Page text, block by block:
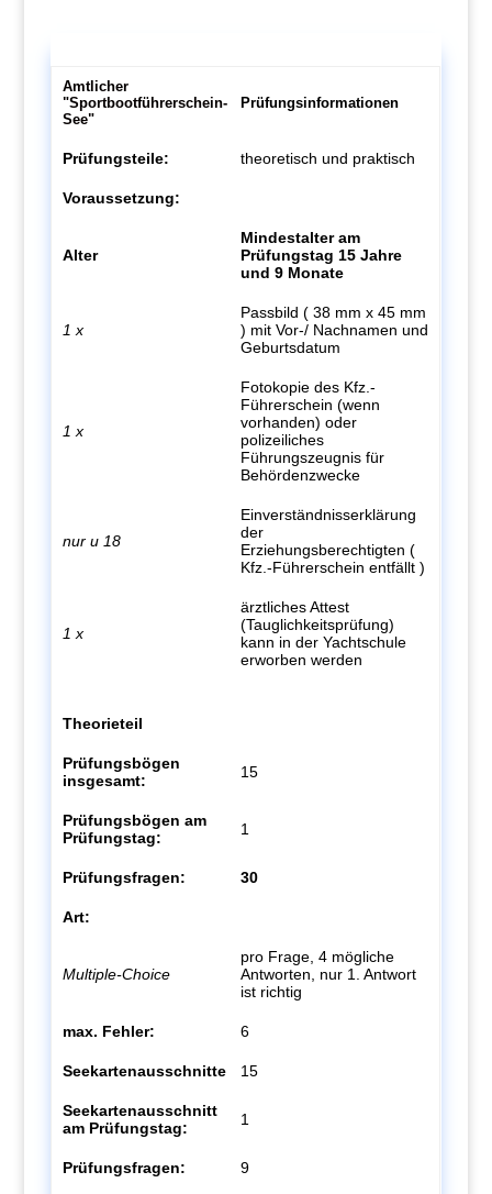
Amtlicher
"Sportbootführerschein-
See"
Prüfungsinformationen
Prüfungsteile: theoretisch und praktisch
Voraussetzung:
Alter
Mindestalter am
Prüfungstag 15 Jahre
und 9 Monate
1 x
Passbild ( 38 mm x 45 mm
) mit Vor-/ Nachnamen und
Geburtsdatum
1 x
Fotokopie des Kfz.-
Führerschein (wenn
vorhanden) oder
polizeiliches
Führungszeugnis für
Behördenzwecke
nur u 18
Einverständnisserklärung
der
Erziehungsberechtigten (
Kfz.-Führerschein entfällt )
1 x
ärztliches Attest
(Tauglichkeitsprüfung)
kann in der Yachtschule
erworben werden
Theorieteil
Prüfungsbögen
insgesamt:
15
Prüfungsbögen am
Prüfungstag:
1
Prüfungsfragen: 30
Art:
Multiple-Choice
pro Frage, 4 mögliche
Antworten, nur 1. Antwort
ist richtig
max. Fehler: 6
Seekartenausschnitte 15
Seekartenausschnitt
am Prüfungstag:
1
Prüfungsfragen: 9